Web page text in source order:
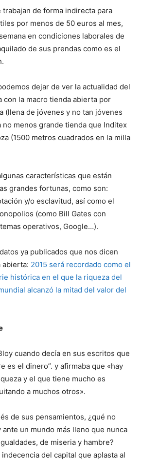
trabajan de forma indirecta para
por menos de 50 euros al mes,
en condiciones laborales de
de sus prendas como es el
dejar de ver la actualidad del
con la macro tienda abierta por
(llena de jóvenes y no tan jóvenes
no menos grande tienda que Inditex
(1500 metros cuadrados en la milla
características que están
grandes fortunas, como son:
y/o esclavitud, así como el
(como Bill Gates con
operativos, Google…).
ya publicados que nos dicen
abierta: 2015 será recordado como el
histórica en el que la riqueza del
alcanzó la mitad del valor del
cuando decía en sus escritos que
es el dinero”. y afirmaba que «hay
y el que tiene mucho es
a muchos otros».
de sus pensamientos, ¿qué no
un mundo más lleno que nunca
de miseria y hambre?
del capital que aplasta al